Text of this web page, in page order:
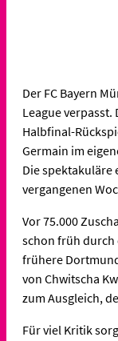
Der FC Bayern
League
Halbfinal-
Germain im
Die spektakuläre
vergangenen
Vor 75.000
schon früh durch
frühere
von Chwitscha
zum Ausgleich,
Für viel Kritik